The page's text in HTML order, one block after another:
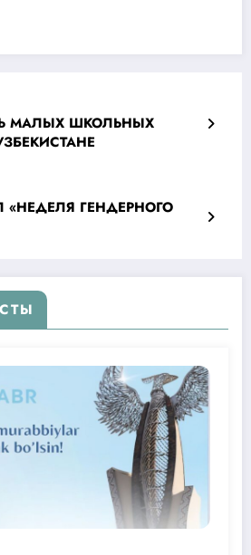
МАЛЫХ ШКОЛЬНЫХ
«НЕДЕЛЯ ГЕНДЕРНОГО